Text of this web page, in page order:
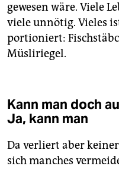
gewesen wäre. Viele
viele unnötig. Vieles
portioniert:
Müsliriegel.
Kann man doch
Ja, kann man
Da verliert aber
sich manches